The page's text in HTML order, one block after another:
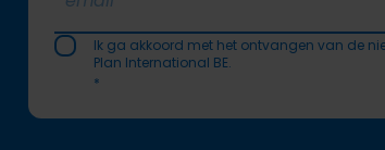
Ik ga akkoord met het ontvangen van de
Plan International BE.
*